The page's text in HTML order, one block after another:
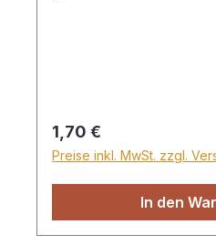
Regulärer Preis:
1,70 €
Preise inkl. MwSt. zzgl.
In den